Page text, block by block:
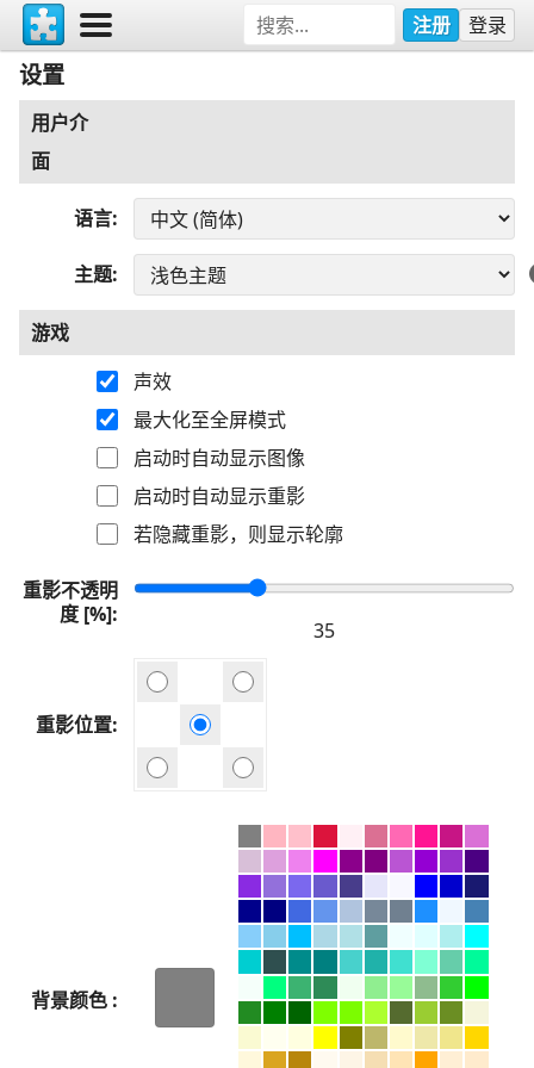
注册 登录
设置
用户介
面
语言
主题
游戏
声效
最大化至全屏模式
启动时自动显示图像
启动时自动显示重影
若隐藏重影，则显示轮廓
重影不透明
度 [%]
重影位置
背景颜色